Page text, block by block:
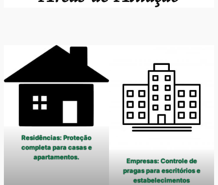
Residências: Proteção
completa para casas e
apartamentos.
Empresas: Controle de
pragas para escritórios e
estabelecimentos